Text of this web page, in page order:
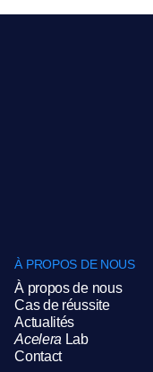
À PROPOS DE NOUS
À propos de nous
Cas de réussite
Actualités
Acelera Lab
Contact